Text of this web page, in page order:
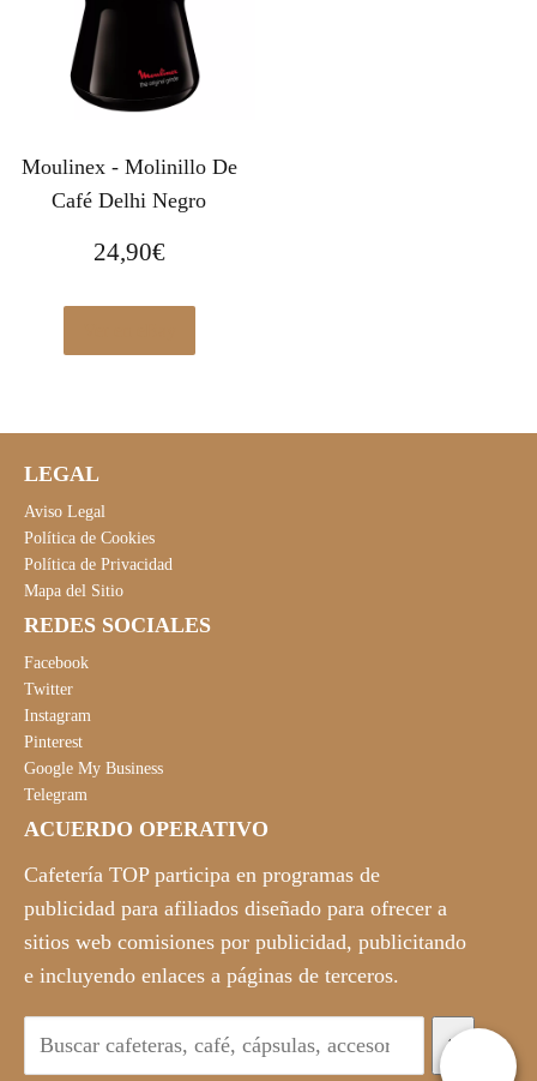
Moulinex - Molinillo De
Café Delhi Negro
24,90€
LEGAL
Aviso Legal
Política de Cookies
Política de Privacidad
Mapa del Sitio
REDES SOCIALES
Facebook
Twitter
Instagram
Pinterest
Google My Business
Telegram
ACUERDO OPERATIVO
Cafetería TOP participa en programas de
publicidad para afiliados diseñado para ofrecer a
sitios web comisiones por publicidad, publicitando
e incluyendo enlaces a páginas de terceros.